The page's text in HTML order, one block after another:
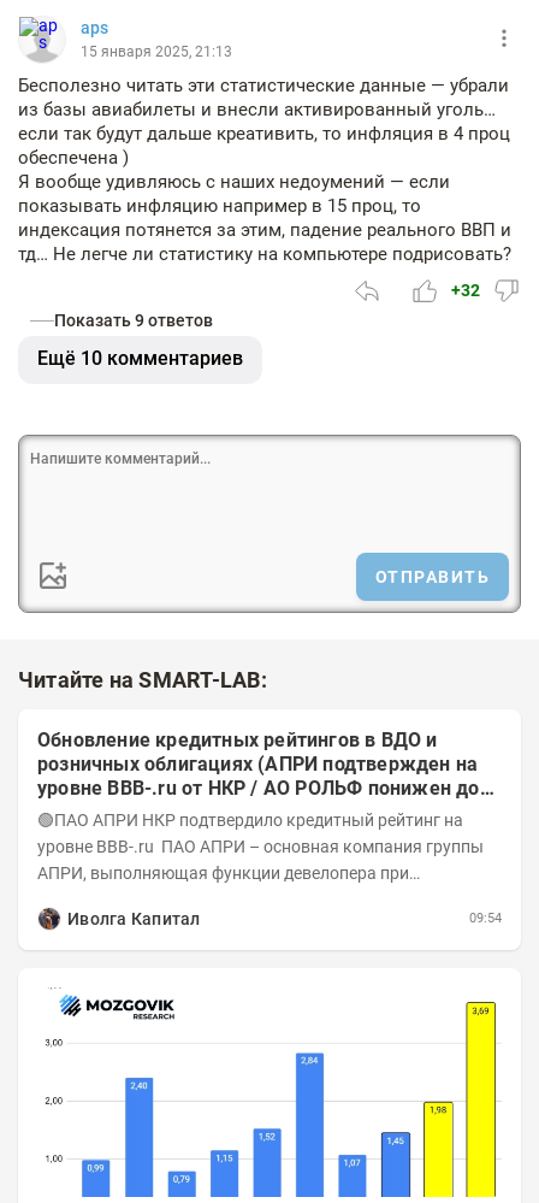
aps
15 января 2025, 21:13
Бесполезно читать эти статистические данные — убрали
из базы авиабилеты и внесли активированный уголь…
если так будут дальше креативить, то инфляция в 4 проц
обеспечена )
Я вообще удивляюсь с наших недоумений — если
показывать инфляцию например в 15 проц, то
индексация потянется за этим, падение реального ВВП и
тд… Не легче ли статистику на компьютере подрисовать?
+32
Показать 9 ответов
Ещё 10 комментариев
ОТПРАВИТЬ
Читайте на SMART-LAB:
Обновление кредитных рейтингов в ВДО и
розничных облигациях (АПРИ подтвержден на
уровне BBB-.ru от НКР / АО РОЛЬФ понижен до
А-(RU) / Элит Строй присвоен на уровне BBB.ru)
🟢ПАО АПРИ НКР подтвердило кредитный рейтинг на
уровне BBB-.ru ПАО АПРИ – основная компания группы
АПРИ, выполняющая функции девелопера при
Иволга Капитал
09:54